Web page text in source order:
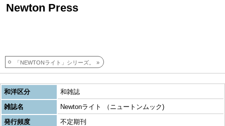
Newton Press
「NEWTONライト」シリーズ。
和洋区分
和雑誌
雑誌名
Newtonライト （ニュートンムック)
発行頻度
不定期刊